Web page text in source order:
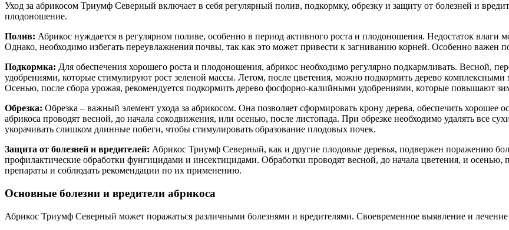
Уход за абрикосом Триумф Северный включает в себя регулярный полив, подкормку, обрезку и защиту от болезней и
плодоношение.
Полив: Абрикос нуждается в регулярном поливе, особенно в период активного роста и плодоношения. Недостаток
Однако, необходимо избегать переувлажнения почвы, так как это может привести к загниванию корней. Особенно важен
Подкормка: Для обеспечения хорошего роста и плодоношения, абрикос необходимо регулярно подкармливать. Весной,
удобрениями, которые стимулируют рост зеленой массы. Летом, после цветения, можно подкормить дерево
Осенью, после сбора урожая, рекомендуется подкормить дерево фосфорно-калийными удобрениями, которые повышают
Обрезка: Обрезка – важный элемент ухода за абрикосом. Она позволяет сформировать крону дерева, обеспечить
абрикоса проводят весной, до начала сокодвижения, или осенью, после листопада. При обрезке необходимо удалять все
укорачивать слишком длинные побеги, чтобы стимулировать образование плодовых почек.
Защита от болезней и вредителей: Абрикос Триумф Северный, как и другие плодовые деревья, подвержен поражению
профилактические обработки фунгицидами и инсектицидами. Обработки проводят весной, до начала цветения, и осенью,
препараты и соблюдать рекомендации по их применению.
Основные болезни и вредители абрикоса
Абрикос Триумф Северный может поражаться различными болезнями и вредителями. Своевременное выявление и